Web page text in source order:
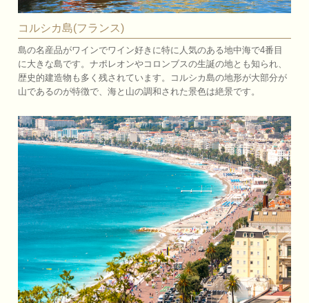
コルシカ島(フランス)
島の名産品がワインでワイン好きに特に人気のある地中海で4番目
に大きな島です。ナポレオンやコロンブスの生誕の地とも知られ、
歴史的建造物も多く残されています。コルシカ島の地形が大部分が
山であるのが特徴で、海と山の調和された景色は絶景です。